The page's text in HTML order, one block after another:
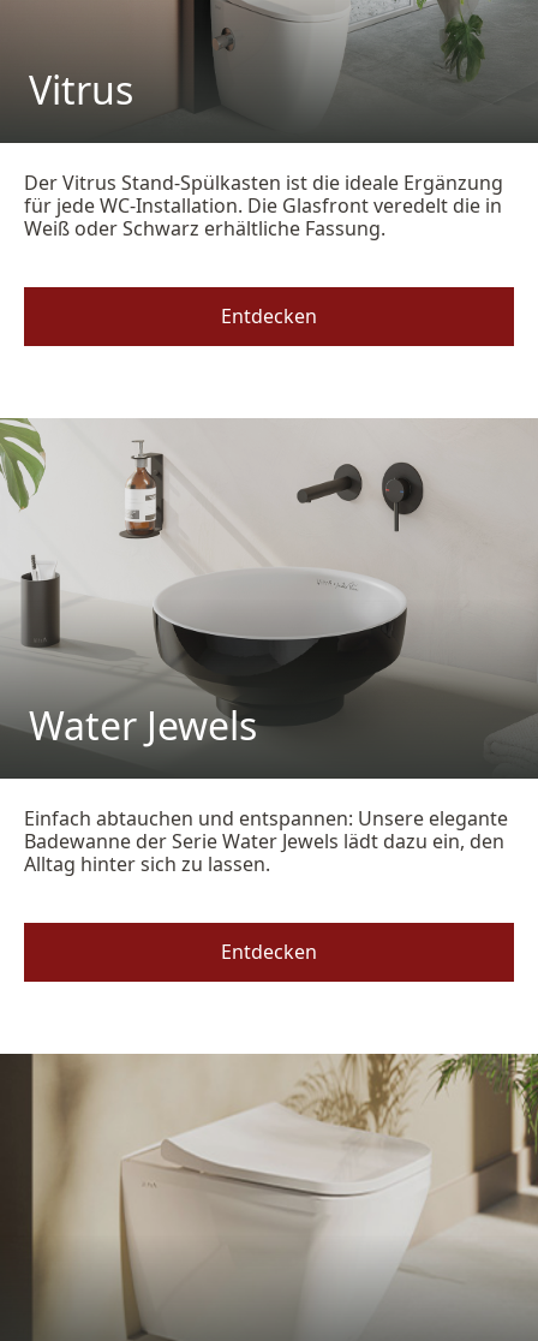
Vitrus
Der Vitrus Stand-Spülkasten ist die ideale Ergänzung
für jede WC-Installation. Die Glasfront veredelt die in
Weiß oder Schwarz erhältliche Fassung.
Entdecken
Water Jewels
Einfach abtauchen und entspannen: Unsere elegante
Badewanne der Serie Water Jewels lädt dazu ein, den
Alltag hinter sich zu lassen.
Entdecken